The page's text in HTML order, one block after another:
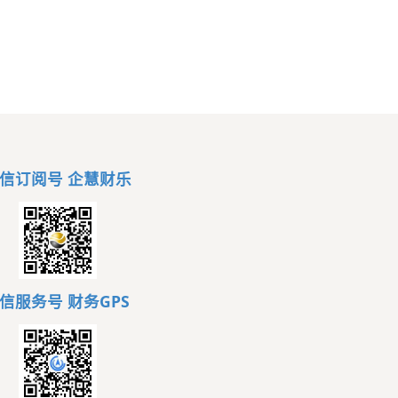
订阅号 企慧财乐
服务号 财务GPS